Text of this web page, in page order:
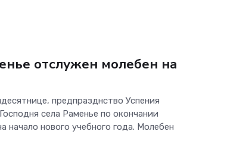
отслужен молебен на
предпразднство Успения
села Раменье по окончании
начало нового учебного года. Молебен